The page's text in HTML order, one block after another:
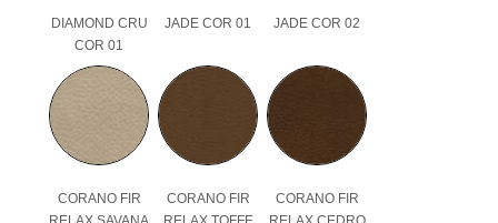
DIAMOND CRU
COR 01
JADE COR 01 JADE COR 02
CORANO FIR
CORANO FIR
CORANO FIR